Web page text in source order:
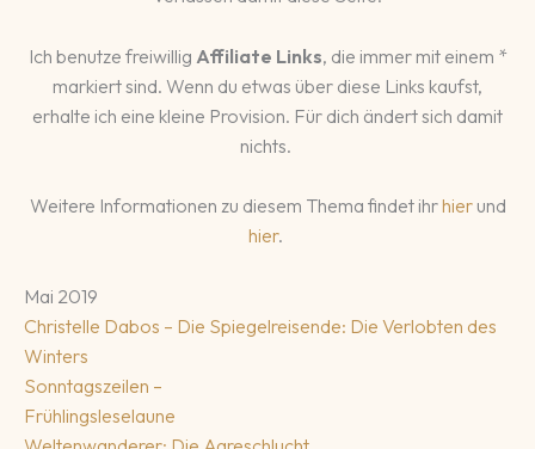
Ich benutze freiwillig Affiliate Links, die immer mit einem *
markiert sind. Wenn du etwas über diese Links kaufst,
erhalte ich eine kleine Provision. Für dich ändert sich damit
nichts.
Weitere Informationen zu diesem Thema findet ihrhierund
hier.
Mai 2019
Christelle Dabos – Die Spiegelreisende: Die Verlobten des
Winters
Sonntagszeilen –
Frühlingsleselaune